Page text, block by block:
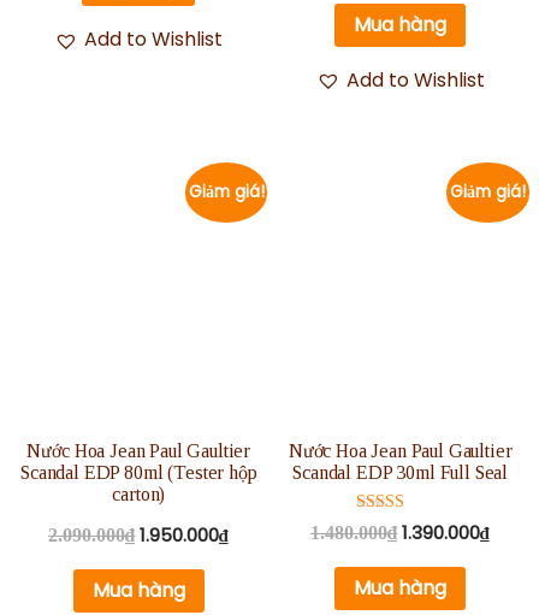
Add to Wishlist
5 sao
Mua hàng
Add to Wishlist
Giảm giá!
Nước Hoa Jean Paul Gaultier
Scandal EDP 80ml (Tester hộp
carton)
2.090.000₫ 1.950.000₫
Mua hàng
Giảm giá!
Nước Hoa Jean Paul Gaultier
Scandal EDP 30ml Full Seal
Được xếp
hạng
5 sao
1.480.000₫ 1.390.000₫
Mua hàng